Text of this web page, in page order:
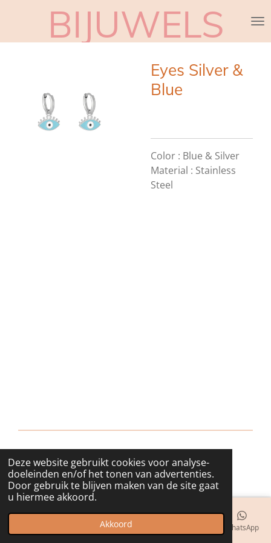
Deze website gebruikt cookies voor analyse-
doeleinden en/of het tonen van advertenties.
Door gebruik te blijven maken van de site gaat
u hiermee akkoord.
Akkoord
naar
BIJUWELS
Eyes Silver &
Blue
Color : Blue & Silver
Material : Stainless
Steel
© 2018 - 2026 bijuwels
Telefoonnummer WhatsApp